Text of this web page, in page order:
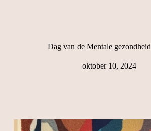
Dag van de Mentale gezondheid
oktober 10, 2024